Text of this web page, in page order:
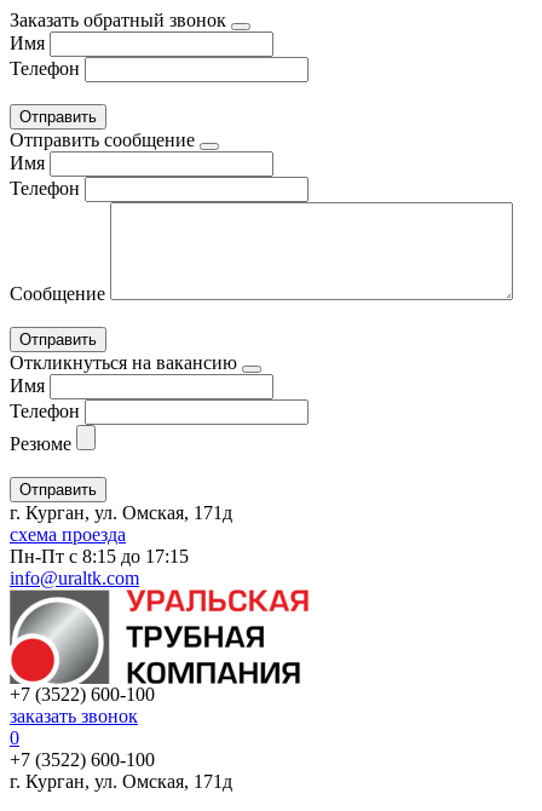
Заказать обратный звонок
Имя
Телефон
Отправить сообщение
Имя
Телефон
Сообщение
Откликнуться на вакансию
Имя
Телефон
Резюме
г. Курган, ул. Омская, 171д
схема проезда
Пн-Пт с 8:15 до 17:15
info@uraltk.com
+7 (3522) 600-100
заказать звонок
0
+7 (3522) 600-100
г. Курган, ул. Омская, 171д